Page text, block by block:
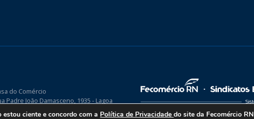
do Comércio
Padre João Damasceno, 1935 - Lagoa
CEP 59075-760
ciente e concordo com a Política de Privacidadedo site da Fecomércio RN